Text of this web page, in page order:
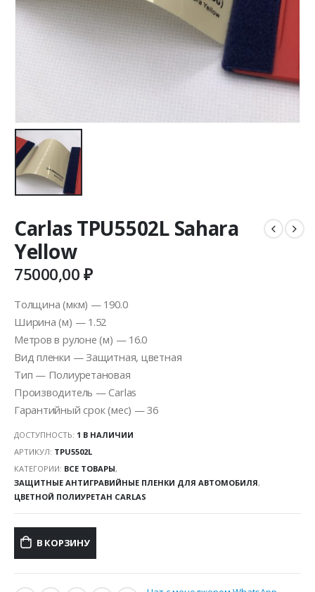
Carlas TPU5502L Sahara
Yellow
75000,00₽
Толщина (мкм) — 190.0
Ширина (м) — 1.52
Метров в рулоне (м) — 16.0
Вид пленки — Защитная, цветная
Тип — Полиуретановая
Производитель — Carlas
Гарантийный срок (мес) — 36
ДОСТУПНОСТЬ: 1 В НАЛИЧИИ
АРТИКУЛ: TPU5502L
КАТЕГОРИИ: ВСЕ ТОВАРЫ,
ЗАЩИТНЫЕ АНТИГРАВИЙНЫЕ ПЛЕНКИ ДЛЯ АВТОМОБИЛЯ,
ЦВЕТНОЙ ПОЛИУРЕТАН CARLAS
В КОРЗИНУ